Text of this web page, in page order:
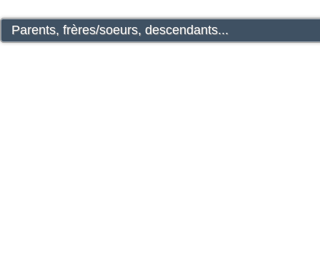
Parents, frères/soeurs, descendants...